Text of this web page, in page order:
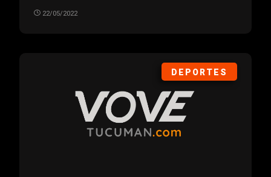
22/05/2022
DEPORTES